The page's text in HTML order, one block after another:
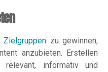
Zielgruppen zu gewinnen,
anzubieten. Erstellen
informativ und